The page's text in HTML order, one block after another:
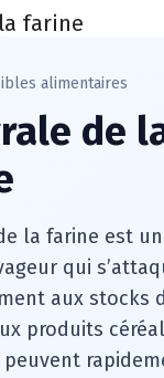
farine
alimentaires
de
la farine est
qui
aux stocks
produits
peuvent